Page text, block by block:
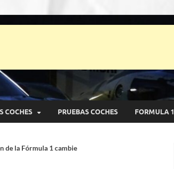
COCHES PRUEBAS COCHES FORMULA 1
de la Fórmula 1 cambie